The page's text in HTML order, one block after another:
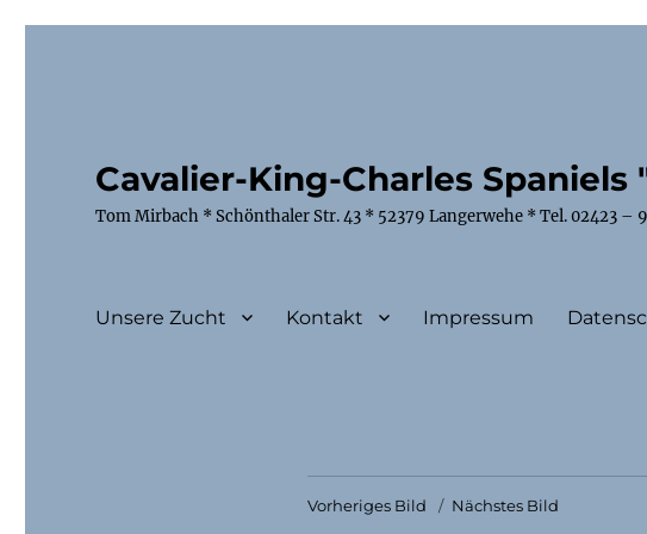
Cavalier-King-Charles
Tom Mirbach * Schönthaler Str. 43 * 52379 Langerwehe * Tel. 02423
Unsere Zucht Kontakt Impressum
Vorheriges Bild Nächstes Bild